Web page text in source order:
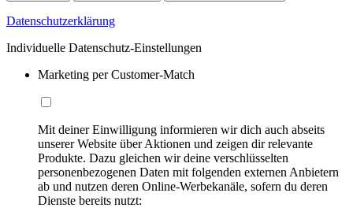
Datenschutzerklärung
Individuelle Datenschutz-Einstellungen
Marketing per Customer-Match
Mit deiner Einwilligung informieren wir dich auch abseits
unserer Website über Aktionen und zeigen dir relevante
Produkte. Dazu gleichen wir deine verschlüsselten
personenbezogenen Daten mit folgenden externen Anbietern
ab und nutzen deren Online-Werbekanäle, sofern du deren
Dienste bereits nutzt: